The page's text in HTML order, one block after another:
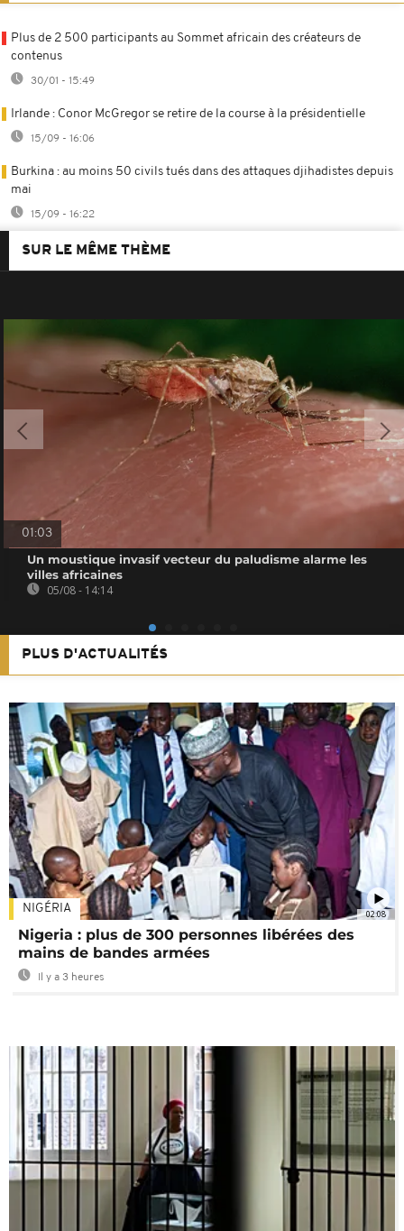
Plus de 2 500 participants au Sommet africain des créateurs de
contenus
30/01 - 15:49
Irlande : Conor McGregor se retire de la course à la présidentielle
15/09 - 16:06
Burkina : au moins 50 civils tués dans des attaques djihadistes depuis
mai
15/09 - 16:22
SUR LE MÊME THÈME
01:03
Un moustique invasif vecteur du paludisme alarme les
villes africaines
05/08 - 14:14
PLUS D'ACTUALITÉS
02:08
NIGÉRIA
Nigeria : plus de 300 personnes libérées des
mains de bandes armées
Il y a 3 heures